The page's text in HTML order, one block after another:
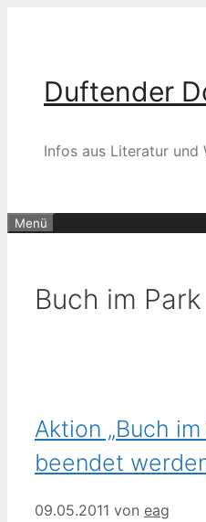
Duftender
Infos aus Literatur und
Menü
Buch im Park
Aktion „Buch
beendet
09.05.2011 von eag